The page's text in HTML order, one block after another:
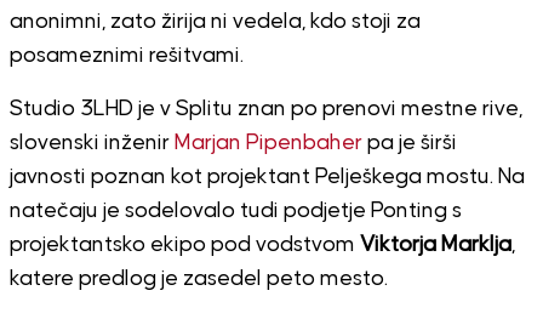
anonimni, zato žirija ni vedela, kdo stoji za
posameznimi rešitvami.
Studio 3LHD je v Splitu znan po prenovi mestne rive,
slovenski inženir Marjan Pipenbaherpa je širši
javnosti poznan kot projektant Pelješkega mostu. Na
natečaju je sodelovalo tudi podjetje Ponting s
projektantsko ekipo pod vodstvom Viktorja Marklja,
katere predlog je zasedel peto mesto.